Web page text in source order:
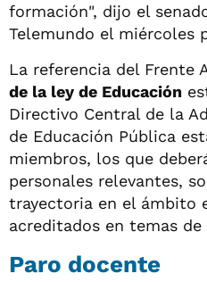
formación", dijo el
Telemundo el miércoles
La referencia del Frente
de la ley de Educación
Directivo Central de la
de Educación Pública
miembros, los que
personales relevantes,
trayectoria en el ámbito
acreditados en temas de
Paro docente